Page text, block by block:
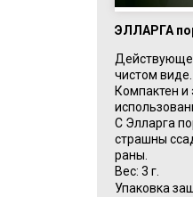
ЭЛЛАРГА
чистом виде.
Компактен и
С Элларга
страшны
раны.
Вес: 3 г.
Упаковка